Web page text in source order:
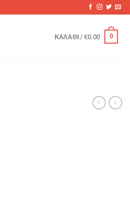
ΚΑΛΆΘΙ /€0.00 0